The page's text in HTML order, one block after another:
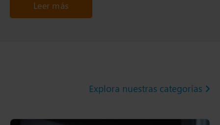
Leer más
Explora nuestras categorías